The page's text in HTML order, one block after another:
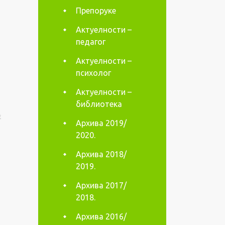
Препоруке
Актуелности –
педагог
Актуелности –
психолог
Актуелности –
библиотека
Архива 2019/
2020.
Архива 2018/
2019.
Архива 2017/
2018.
Архива 2016/